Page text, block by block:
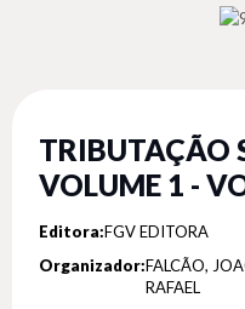
TRIBUTAÇÃO
VOLUME 1 -
Editora:FGV EDITORA
Organizador:FALCÃO,
RAFAEL